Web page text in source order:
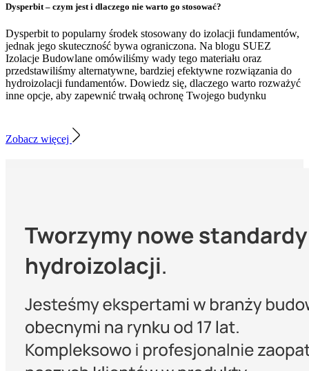
Dysperbit – czym jest i dlaczego nie warto go stosować?
Dysperbit to popularny środek stosowany do izolacji fundamentów,
jednak jego skuteczność bywa ograniczona. Na blogu SUEZ
Izolacje Budowlane omówiliśmy wady tego materiału oraz
przedstawiliśmy alternatywne, bardziej efektywne rozwiązania do
hydroizolacji fundamentów. Dowiedz się, dlaczego warto rozważyć
inne opcje, aby zapewnić trwałą ochronę Twojego budynku
Zobacz więcej